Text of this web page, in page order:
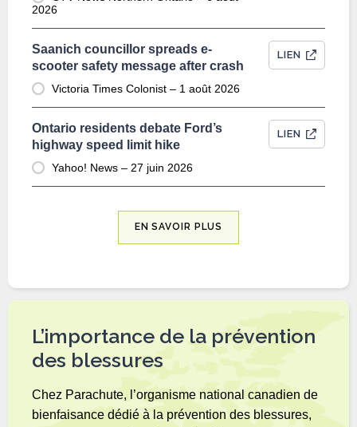
2026
Saanich councillor spreads e-
scooter safety message after crash
Victoria Times Colonist – 1 août 2026
LIEN
Ontario residents debate Ford’s
highway speed limit hike
Yahoo! News – 27 juin 2026
LIEN
EN SAVOIR PLUS
L’importance de la prévention
des blessures
Chez Parachute, l’organisme national canadien de
bienfaisance dédié à la prévention des blessures,